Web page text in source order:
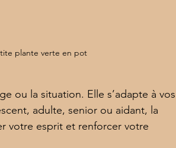
plante verte en pot
ou la situation. Elle s’adapte à vos
adulte, senior ou aidant, la
votre esprit et renforcer votre